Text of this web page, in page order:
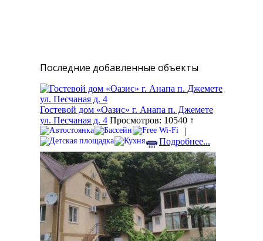
Последние добавленные объекты
Гостевой дом «Оазис» г. Анапа п. Джемете
ул. Песчаная д. 4 Просмотров: 10540 ↑
|
Подробнее...